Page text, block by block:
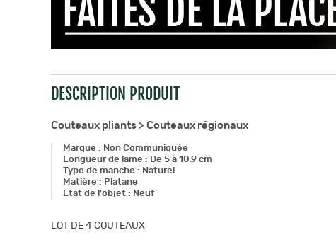
DESCRIPTION PRODUIT
Couteaux pliants > Couteaux régionaux
Marque : Non Communiquée
Longueur de lame : De 5 à 10.9 cm
Type de manche : Naturel
Matière : Platane
Etat de l'objet : Neuf
LOT DE 4 COUTEAUX